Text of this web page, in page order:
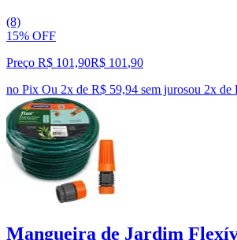
(8)
15% OFF
Preço R$ 101,90R$ 101 ,90
no Pix Ou 2x de R$ 59,94 sem jurosou 2x de
Mangueira de Jardim